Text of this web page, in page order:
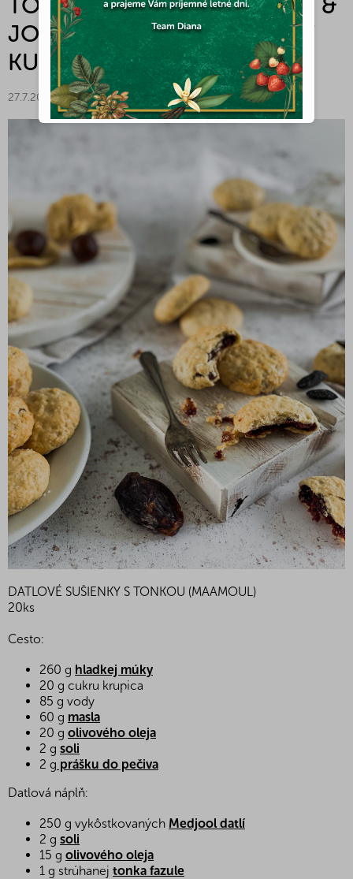
JOSEF MARŠÁLEK - DIANA V
KUCHYNI
27.7.2021
DATLOVÉ SUŠIENKY S TONKOU (MAAMOUL)
20ks
Cesto:
260 g hladkej múky
20 g cukru krupica
85 g vody
60 g masla
20 g olivového oleja
2 g soli
2 g prášku do pečiva
Datlová náplň:
250 g vykôstkovaných Medjool datlí
2 g soli
15 g olivového oleja
1 g strúhanej tonka fazule